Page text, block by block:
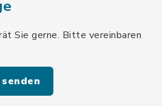
Sie gerne. Bitte vereinbaren